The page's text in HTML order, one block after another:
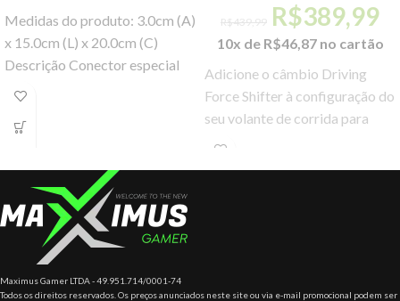
Medidas do produto: 3.0cm (A)
x 15.0cm (L) x 20.0cm (C)
Descrição Conector especial
para placas PCI-E voltadas
R$439,99 R$389,99
10x de R$46,87 no cartão
Adicione o câmbio Driving
Force Shifter à configuração do
seu volante de corrida para
obter uma experiência mais
Maximus Gamer LTDA - 49.951.714/0001-74
Todos os direitos reservados. Os preços anunciados neste site ou via e-mail promocional podem ser